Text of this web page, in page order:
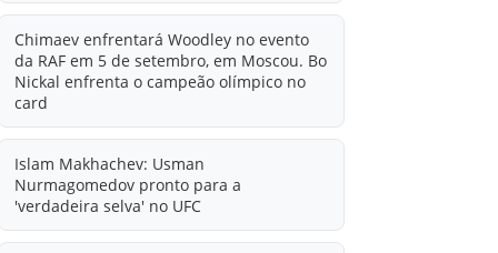
Chimaev enfrentará Woodley no evento
da RAF em 5 de setembro, em Moscou. Bo
Nickal enfrenta o campeão olímpico no
card
Islam Makhachev: Usman
Nurmagomedov pronto para a
'verdadeira selva' no UFC